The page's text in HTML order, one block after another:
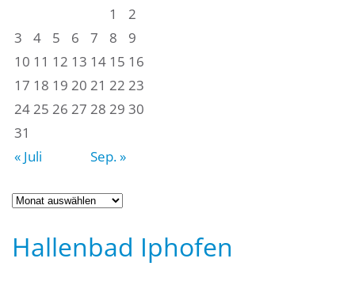
1
2
3
4 5 6 7 8
9
10 11 12 13 14 15 16
17 18 19 20 21 22 23
2425 26 27 28 29 30
31
« Juli
Sep. »
Archiv
Hallenbad Iphofen